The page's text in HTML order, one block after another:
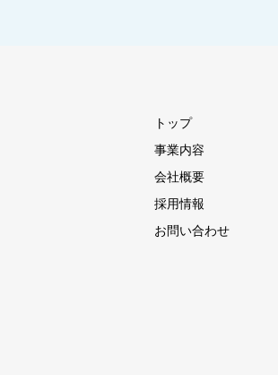
トップ
事業内容
会社概要
採用情報
お問い合わせ